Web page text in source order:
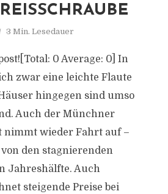
3 Min. Lesedauer
0 Average: 0] In
zwar eine leichte Flaute
hingegen sind umso
Auch der Münchner
wieder Fahrt auf –
den stagnierenden
Jahreshälfte. Auch
steigende Preise bei